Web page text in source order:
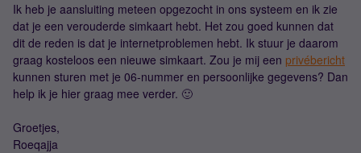
Ik heb je aansluiting meteen opgezocht in ons systeem en ik zie
dat je een verouderde simkaart hebt. Het zou goed kunnen dat
dit de reden is dat je internetproblemen hebt. Ik stuur je daarom
graag kosteloos een nieuwe simkaart. Zou je mij een privébericht
kunnen sturen met je 06-nummer en persoonlijke gegevens? Dan
help ik je hier graag mee verder. 🙂
Groetjes,
Roeqajja